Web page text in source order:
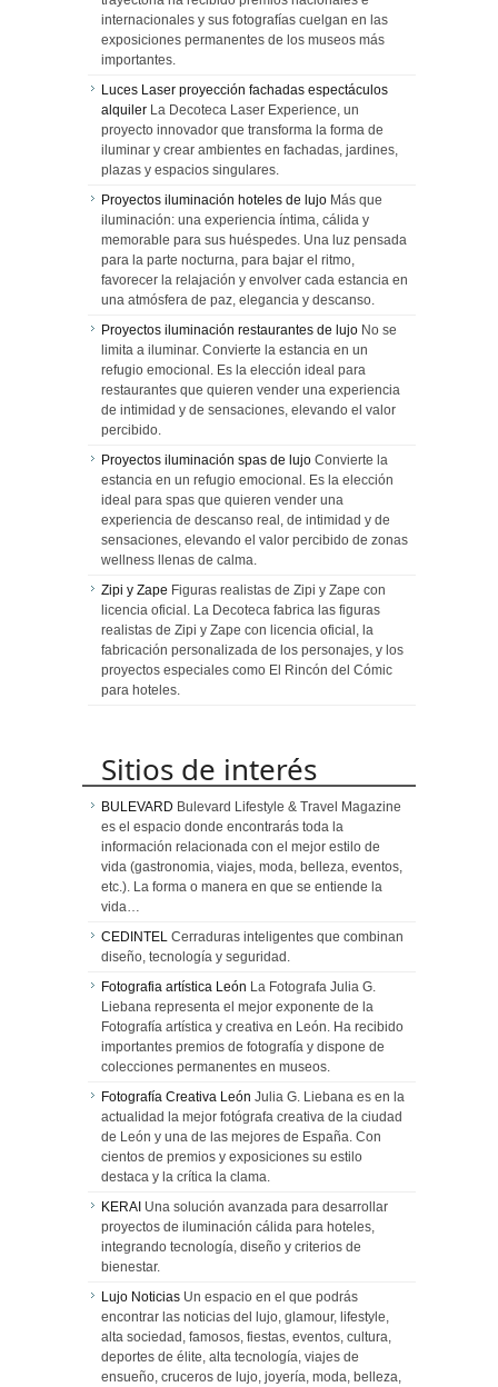
internacionales y sus fotografías cuelgan en las
exposiciones permanentes de los museos más
importantes.
Luces Laser proyección fachadas espectáculos
alquiler La Decoteca Laser Experience, un
proyecto innovador que transforma la forma de
iluminar y crear ambientes en fachadas, jardines,
plazas y espacios singulares.
Proyectos iluminación hoteles de lujo Más que
iluminación: una experiencia íntima, cálida y
memorable para sus huéspedes. Una luz pensada
para la parte nocturna, para bajar el ritmo,
favorecer la relajación y envolver cada estancia en
una atmósfera de paz, elegancia y descanso.
Proyectos iluminación restaurantes de lujo No se
limita a iluminar. Convierte la estancia en un
refugio emocional. Es la elección ideal para
restaurantes que quieren vender una experiencia
de intimidad y de sensaciones, elevando el valor
percibido.
Proyectos iluminación spas de lujo Convierte la
estancia en un refugio emocional. Es la elección
ideal para spas que quieren vender una
experiencia de descanso real, de intimidad y de
sensaciones, elevando el valor percibido de zonas
wellness llenas de calma.
Zipi y Zape Figuras realistas de Zipi y Zape con
licencia oficial. La Decoteca fabrica las figuras
realistas de Zipi y Zape con licencia oficial, la
fabricación personalizada de los personajes, y los
proyectos especiales como El Rincón del Cómic
para hoteles.
Sitios de interés
BULEVARD Bulevard Lifestyle & Travel Magazine
es el espacio donde encontrarás toda la
información relacionada con el mejor estilo de
vida (gastronomia, viajes, moda, belleza, eventos,
etc.). La forma o manera en que se entiende la
vida…
CEDINTEL Cerraduras inteligentes que combinan
diseño, tecnología y seguridad.
Fotografia artística León La Fotografa Julia G.
Liebana representa el mejor exponente de la
Fotografía artística y creativa en León. Ha recibido
importantes premios de fotografía y dispone de
colecciones permanentes en museos.
Fotografía Creativa León Julia G. Liebana es en la
actualidad la mejor fotógrafa creativa de la ciudad
de León y una de las mejores de España. Con
cientos de premios y exposiciones su estilo
destaca y la crítica la clama.
KERAI Una solución avanzada para desarrollar
proyectos de iluminación cálida para hoteles,
integrando tecnología, diseño y criterios de
bienestar.
Lujo Noticias Un espacio en el que podrás
encontrar las noticias del lujo, glamour, lifestyle,
alta sociedad, famosos, fiestas, eventos, cultura,
deportes de élite, alta tecnología, viajes de
ensueño, cruceros de lujo, joyería, moda, belleza,